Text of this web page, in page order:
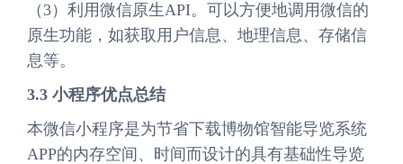
（3）利用微信原生API。可以方便地调用微信的
原生功能，如获取用户信息、地理信息、存储信
息等。
3.3 小程序优点总结
本微信小程序是为节省下载博物馆智能导览系统
APP的内存空间、时间而设计的具有基础性导览